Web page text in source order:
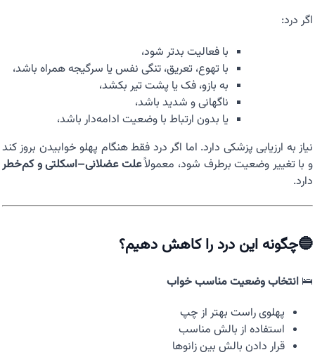
اگر درد:
با فعالیت بدتر شود،
با تهوع، تعریق، تنگی نفس یا سرگیجه همراه باشد،
به بازو، فک یا پشت تیر بکشد،
ناگهانی و شدید باشد،
یا بدون ارتباط با وضعیت ادامه‌دار باشد،
نیاز به ارزیابی پزشکی دارد. اما اگر درد فقط هنگام پهلو خوابیدن بروز کند
و با تغییر وضعیت برطرف شود، معمولاًعلت عضلانی–اسکلتی و کم‌خطر
دارد.
🔵چگونه این درد را کاهش دهیم؟
🛌 انتخاب وضعیت مناسب خواب
پهلوی راست بهتر از چپ
استفاده از بالش مناسب
قرار دادن بالش بین زانوها